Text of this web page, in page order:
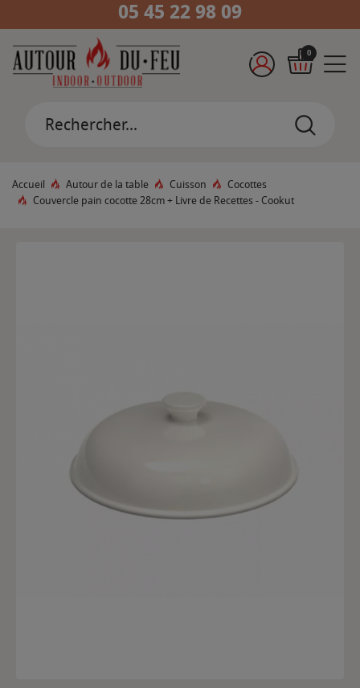
05 45 22 98 09
0
Accueil Autour de la table Cuisson
Cocottes
Couvercle pain cocotte 28cm + Livre de Recettes - Cookut